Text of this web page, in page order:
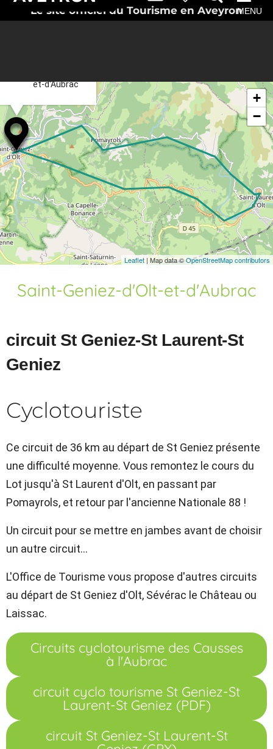
Le site officiel du Tourisme en AveyronMENU
et-d'Aubrac
×
+
−
Leaflet| Map data ©OpenStreetMap contributors
Saint-Geniez-d'Olt-et-d'Aubrac
circuit St Geniez-St Laurent-St
Geniez
Cyclotouriste
Ce circuit de 36 km au départ de St Geniez présente
une difficulté moyenne. Vous remontez le cours du
Lot jusqu'à St Laurent d'Olt, en passant par
Pomayrols, et retour par l'ancienne Nationale 88 !
Un circuit pour se mettre en jambes avant de choisir
un autre circuit...
L'Office de Tourisme vous propose d'autres circuits
au départ de St Geniez d'Olt, Sévérac le Château ou
Laissac.
Circuits cyclotourisme des Causses
à l'Aubrac
circuit cyclo tourisme St Geniez-St
Laurent-St Geniez (PDF)
circuit St Geniez-St Laurent-St